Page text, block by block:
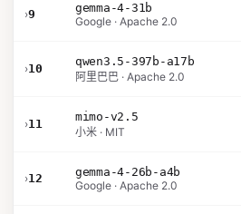
›9
gemma-4-31b
Google · Apache 2.0
›10
qwen3.5-397b-a17b
阿里巴巴 · Apache 2.0
›11
mimo-v2.5
小米 · MIT
›12
gemma-4-26b-a4b
Google · Apache 2.0